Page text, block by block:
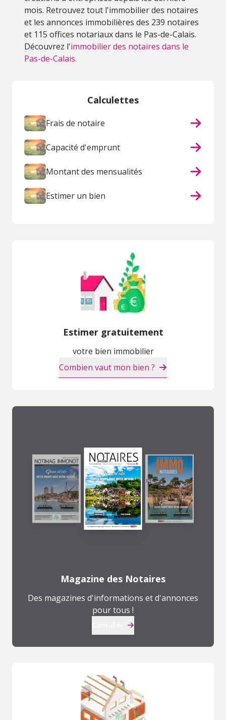
mois. Retrouvez tout l'immobilier des notaires
et les annonces immobilières des 239 notaires
et 115 offices notariaux dans le Pas-de-Calais.
Découvrez l'immobilier des notaires dans le
Pas-de-Calais.
Calculettes
Frais de notaire
Capacité d'emprunt
Montant des mensualités
Estimer un bien
Estimer gratuitement
votre bien immobilier
Combien vaut mon bien ?
Magazine des Notaires
Des magazines d'informations et d'annonces
pour tous !